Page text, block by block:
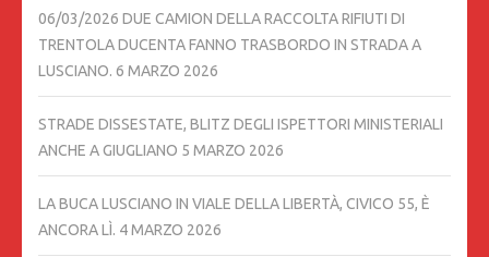
06/03/2026 DUE CAMION DELLA RACCOLTA RIFIUTI DI
TRENTOLA DUCENTA FANNO TRASBORDO IN STRADA A
LUSCIANO. 6 MARZO 2026
STRADE DISSESTATE, BLITZ DEGLI ISPETTORI MINISTERIALI
ANCHE A GIUGLIANO 5 MARZO 2026
LA BUCA LUSCIANO IN VIALE DELLA LIBERTÀ, CIVICO 55, È
ANCORA LÌ. 4 MARZO 2026